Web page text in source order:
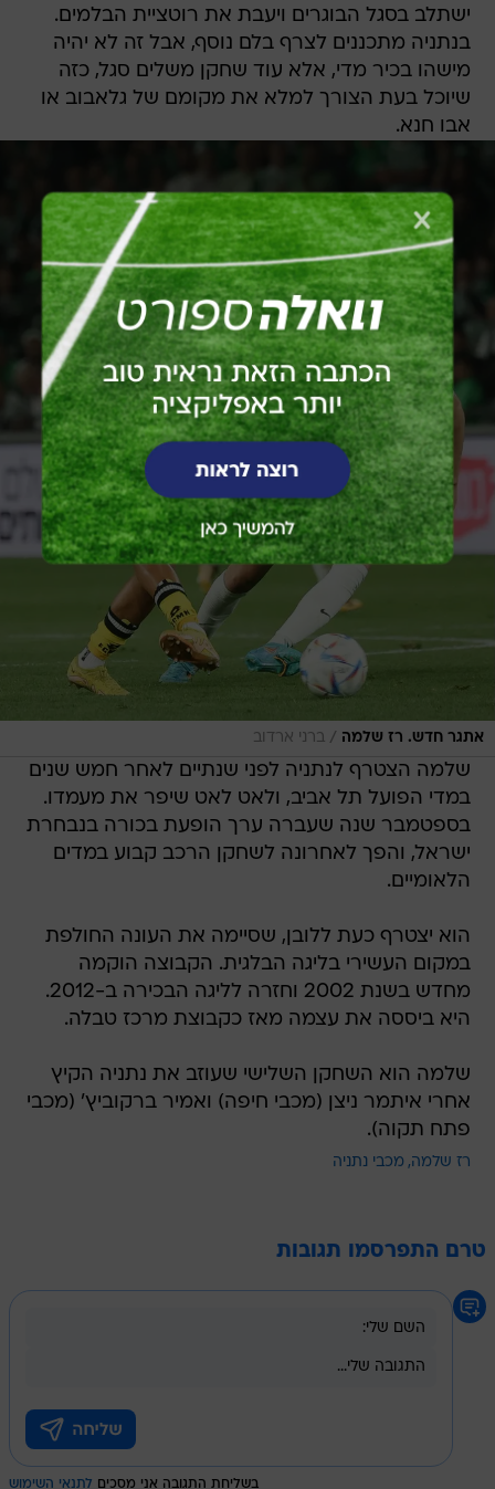
ישתלב בסגל הבוגרים ויעבת את רוטציית הבלמים.
בנתניה מתכננים לצרף בלם נוסף, אבל זה לא יהיה
מישהו בכיר מדי, אלא עוד שחקן משלים סגל, כזה
שיוכל בעת הצורך למלא את מקומם של גלאבוב או
אבו חנא.
אתגר חדש. רז שלמה / ברני ארדוב
שלמה הצטרף לנתניה לפני שנתיים לאחר חמש שנים
במדי הפועל תל אביב, ולאט לאט שיפר את מעמדו.
בספטמבר שנה שעברה ערך הופעת בכורה בנבחרת
ישראל, והפך לאחרונה לשחקן הרכב קבוע במדים
הלאומיים.
הוא יצטרף כעת ללובן, שסיימה את העונה החולפת
במקום העשירי בליגה הבלגית. הקבוצה הוקמה
מחדש בשנת 2002 וחזרה לליגה הבכירה ב-2012.
היא ביססה את עצמה מאז כקבוצת מרכז טבלה.
שלמה הוא השחקן השלישי שעוזב את נתניה הקיץ
אחרי איתמר ניצן (מכבי חיפה) ואמיר ברקוביץ' (מכבי
פתח תקוה).
רז שלמה מכבי נתניה
טרם התפרסמו תגובות
בשליחת התגובה אני מסכים לתנאי השימוש